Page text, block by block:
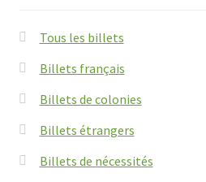
Tous les billets
Billets français
Billets de colonies
Billets étrangers
Billets de nécessités